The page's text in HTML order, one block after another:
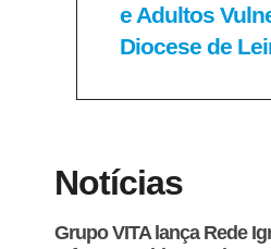
e Adultos
Diocese de
Notícias
Grupo VITA lança Rede